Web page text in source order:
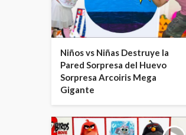
Niños vs Niñas Destruye la
Pared Sorpresa del Huevo
Sorpresa Arcoiris Mega
Gigante